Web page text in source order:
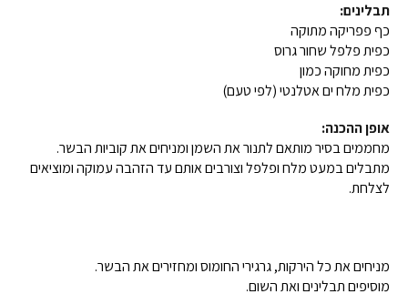
תבלינים:
כף פפריקה מתוקה
כפית פלפל שחור גרוס
כפית מחוקה כמון
כפית מלח ים אטלנטי (לפי טעם)
אופן ההכנה:
מחממים בסיר מותאם לתנור את השמן ומניחים את קוביות הבשר.
מתבלים במעט מלח ופלפל וצורבים אותם עד הזהבה עמוקה ומוציאים
לצלחת.
מניחים את כל הירקות, גרגירי החומוס ומחזירים את הבשר.
מוסיפים תבלינים ואת השום.